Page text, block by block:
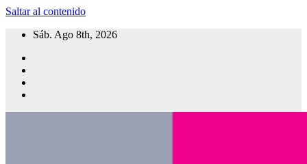
Saltar al contenido
Sáb. Ago 8th, 2026